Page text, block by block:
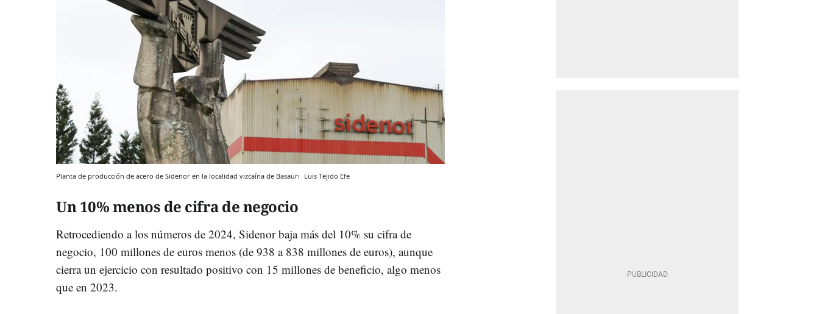
Planta de producción de acero de Sidenor en la localidad vizcaína de Basauri Luis Tejido Efe
Un 10% menos de cifra de negocio
Retrocediendo a los números de 2024, Sidenor baja más del 10% su cifra de
negocio, 100 millones de euros menos (de 938 a 838 millones de euros), aunque
cierra un ejercicio con resultado positivo con 15 millones de beneficio, algo menos
que en 2023.